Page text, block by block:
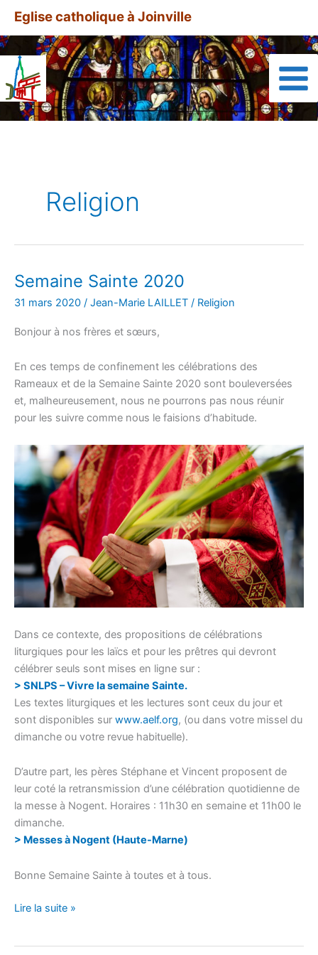
contenu
Eglise catholique à Joinville
Religion
Semaine Sainte 2020
31 mars 2020 / Jean-Marie LAILLET / Religion
Bonjour à nos frères et sœurs,
En ces temps de confinement les célébrations des
Rameaux et de la Semaine Sainte 2020 sont bouleversées
et, malheureusement, nous ne pourrons pas nous réunir
pour les suivre comme nous le faisions d’habitude.
Dans ce contexte, des propositions de célébrations
liturgiques pour les laïcs et pour les prêtres qui devront
célébrer seuls sont mises en ligne sur :
> SNLPS – Vivre la semaine Sainte.
Les textes liturgiques et les lectures sont ceux du jour et
sont disponibles sur www.aelf.org, (ou dans votre missel du
dimanche ou votre revue habituelle).
D’autre part, les pères Stéphane et Vincent proposent de
leur coté la retransmission d’une célébration quotidienne de
la messe à Nogent. Horaires : 11h30 en semaine et 11h00 le
dimanche.
> Messes à Nogent (Haute-Marne)
Bonne Semaine Sainte à toutes et à tous.
Semaine
Sainte
Lire la suite »
A
i
c
v
é